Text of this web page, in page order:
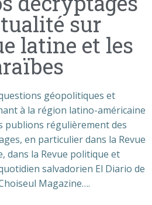
sur
latine et les
géopolitiques et
à la région latino-américaine
publions régulièrement des
en particulier dans la Revue
dans la Revue politique et
salvadorien El Diario de
Magazine….